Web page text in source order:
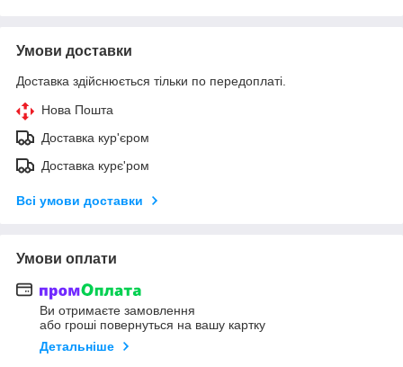
Умови доставки
Доставка здійснюється тільки по передоплаті.
Нова Пошта
Доставка кур'єром
Доставка курє'ром
Всі умови доставки
Умови оплати
Ви отримаєте замовлення
або гроші повернуться на вашу картку
Детальніше